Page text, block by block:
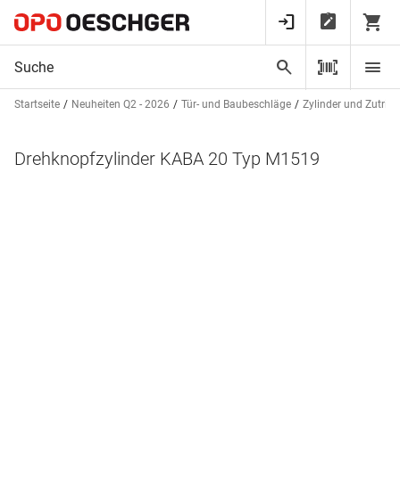
Startseite Neuheiten Q2 - 2026 Tür- und Baubeschläge Zylinder und
Drehknopfzylinder KABA 20 Typ M1519